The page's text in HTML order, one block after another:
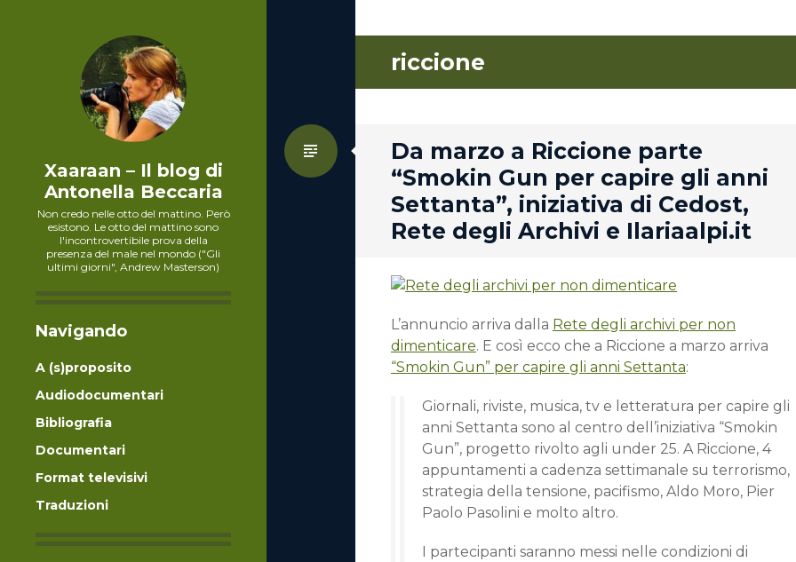
Xaaraan – Il blog di
Antonella Beccaria
Non credo nelle otto del mattino. Però
esistono. Le otto del mattino sono
l'incontrovertibile prova della
presenza del male nel mondo ("Gli
ultimi giorni", Andrew Masterson)
Navigando
A (s)proposito
Audiodocumentari
Bibliografia
Documentari
Format televisivi
Traduzioni
riccione
Da marzo a Riccione parte
“Smokin Gun per capire gli anni
Settanta”, iniziativa di Cedost,
Rete degli Archivi e Ilariaalpi.it
Standard
L’annuncio arriva dalla Rete degli archivi per non
dimenticare. E così ecco che a Riccione a marzo arriva
“Smokin Gun” per capire gli anni Settanta:
Giornali, riviste, musica, tv e letteratura per capire gli
anni Settanta sono al centro dell’iniziativa “Smokin
Gun”, progetto rivolto agli under 25. A Riccione, 4
appuntamenti a cadenza settimanale su terrorismo,
strategia della tensione, pacifismo, Aldo Moro, Pier
Paolo Pasolini e molto altro.
I partecipanti saranno messi nelle condizioni di